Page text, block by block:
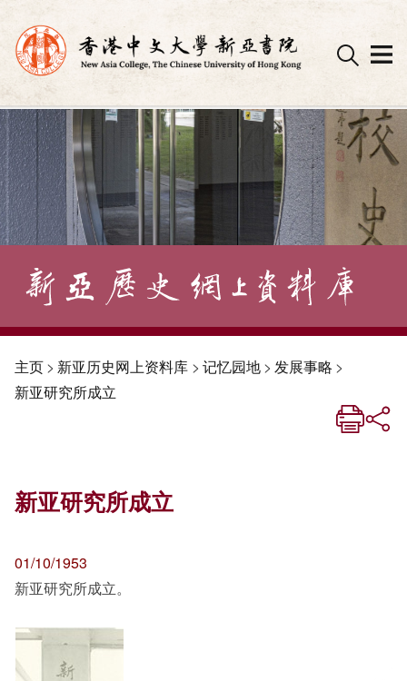
Skip
to
content
主页> 新亚历史网上资料库 > 记忆园地> 发展事略 >
新亚研究所成立
新亚研究所成立
01/10/1953
新亚研究所成立。